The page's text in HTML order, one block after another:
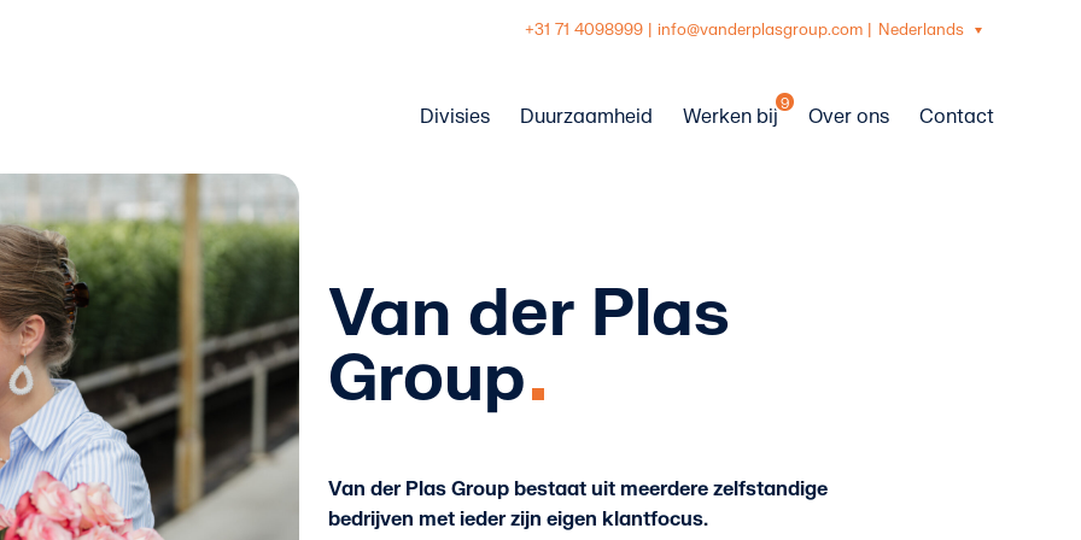
+31 71 4098999 info@vanderplasgroup.com Nederlands
Divisies Duurzaamheid Werken bij
9
Over ons Contact
Van der Plas
Group
Van der Plas Group bestaat uit meerdere zelfstandige
bedrijven met ieder zijn eigen klantfocus.